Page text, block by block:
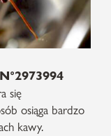
się
osiąga bardzo
kawy.